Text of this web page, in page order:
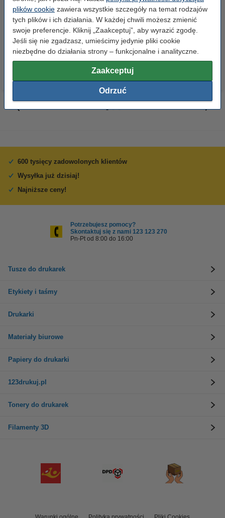
plików cookie zawiera wszystkie szczegóły na temat rodzajów
tych plików i ich działania. W każdej chwili możesz zmienić
swoje preferencje. Kliknij „Zaakceptuj”, aby wyrazić zgodę.
Jeśli się nie zgadzasz, umieścimy jedynie pliki cookie
niezbędne do działania strony – funkcjonalne i analityczne.
Zaakceptuj
Odrzuć
Etykiety wysyłkowe A6 (105 x
148 mm), 100 etykiet, 123drukuj
14,90 zł z VAT
Zestaw 4x marker do tablic
suchościeralnych (okrągła
końcówka 2,5 mm) 123drukuj
19,90 zł z VAT
600 tysięcy zadowolonych klientów
Wysyłka już dzisiaj!
Najniższe ceny!
Potrzebujesz pomocy?
Skontaktuj się z nami 123 123 270
Pn-Pt od 8:00 do 16:00
Tusze do drukarek
Etykiety i taśmy
Drukarki
Materiały biurowe
Papiery do drukarki
123drukuj.pl
Tonery do drukarek
Filamenty 3D